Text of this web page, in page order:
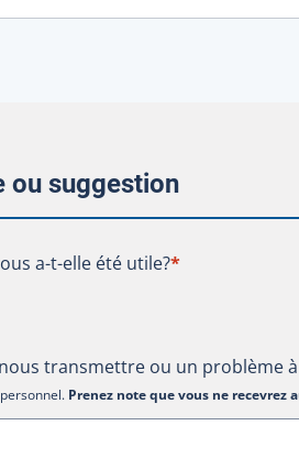
ou suggestion
a-t-elle été utile?
a-t-elle été utile?*
transmettre ou un problème
Prenez note que vous ne recevrez